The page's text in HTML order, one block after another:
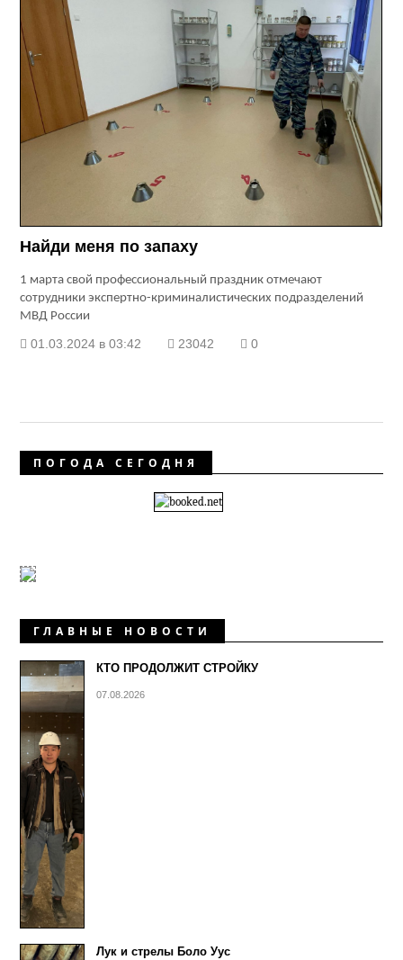
Найди меня по запаху
1 марта свой профессиональный праздник отмечают
сотрудники экспертно-криминалистических подразделений
МВД России
01.03.2024 в 03:42 23042 0
ПОГОДА СЕГОДНЯ
ГЛАВНЫЕ НОВОСТИ
КТО ПРОДОЛЖИТ СТРОЙКУ
07.08.2026
Лук и стрелы Боло Уус